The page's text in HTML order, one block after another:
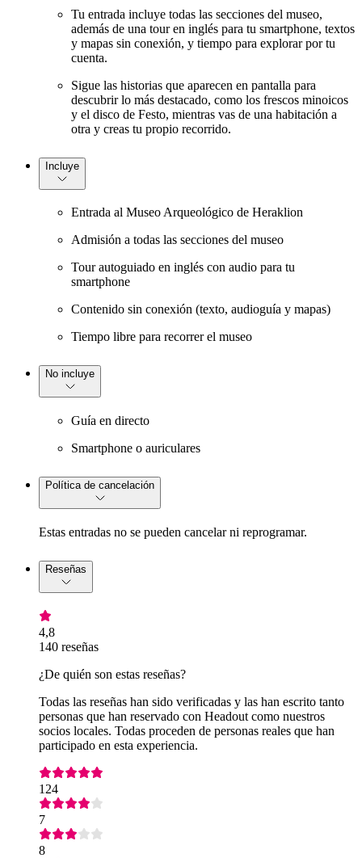
Tu entrada incluye todas las secciones del museo,
además de una tour en inglés para tu smartphone, textos
y mapas sin conexión, y tiempo para explorar por tu
cuenta.
Sigue las historias que aparecen en pantalla para
descubrir lo más destacado, como los frescos minoicos
y el disco de Festo, mientras vas de una habitación a
otra y creas tu propio recorrido.
Incluye
Entrada al Museo Arqueológico de Heraklion
Admisión a todas las secciones del museo
Tour autoguiado en inglés con audio para tu
smartphone
Contenido sin conexión (texto, audioguía y mapas)
Tiempo libre para recorrer el museo
No incluye
Guía en directo
Smartphone o auriculares
Política de cancelación
Estas entradas no se pueden cancelar ni reprogramar.
Reseñas
4,8
140 reseñas
¿De quién son estas reseñas?
Todas las reseñas han sido verificadas y las han escrito tanto
personas que han reservado con Headout como nuestros
socios locales. Todas proceden de personas reales que han
participado en esta experiencia.
124
7
8